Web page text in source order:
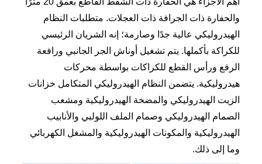
والحفارة ذات الجرافة ذات العجلات. متطلبات النظام
الهيدروليكي عالية جدًا وصارمة؛ إنه الشريان الرئيسي
للكراكة بأكملها. يتم تشغيل أوناش الجر الجانبي ورافعة
الرفع ورأس القطع للكراكات بواسطة محركات
هيدروليكية. يتضمن النظام الهيدروليكي المتكامل خزانات
الزيت الهيدروليكي والمضخة الهيدروليكية ومشعب
الصمام الهيدروليكي وصمام الملف اللولبي والأنابيب
الهيدروليكية والمكونات الهيدروليكية والمشغل الكهربائي
وما إلى ذلك.